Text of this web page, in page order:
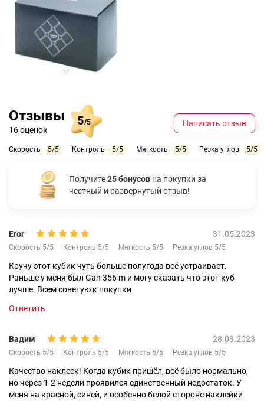
Отзывы
16 оценок
5/5
Скорость 5/5 Контроль 5/5 Мягкость 5/5 Резка углов 5/5
Написать отзыв
Получите25 бонусов на покупки за
честный и развернутый отзыв!
Eror 31.05.2023
Скорость 5/5 Контроль 5/5 Мягкость 5/5 Резка углов 5/5
Кручу этот кубик чуть больше полугода всё устраивает.
Раньше у меня был Gan 356 m и могу сказать что этот куб
лучше. Всем советую к покупки
Ответить
Вадим 28.03.2023
Скорость 5/5 Контроль 5/5 Мягкость 5/5 Резка углов 5/5
Качество наклеек! Когда кубик пришёл, всё было нормально,
но через 1-2 недели проявился единственный недостаток. У
меня на красной, синей, и особенно белой стороне наклейки